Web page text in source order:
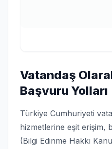
Vatandaş
Başvuru Yolları
Türkiye Cumhuriyeti
hizmetlerine eşit erişim,
(Bilgi Edinme Hakkı